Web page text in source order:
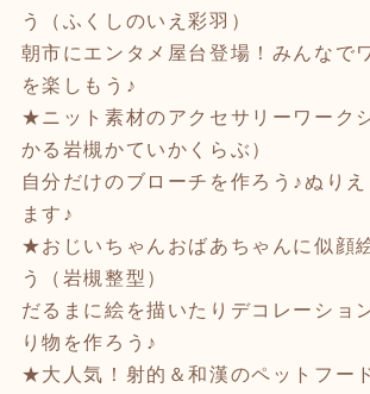
う（ふくしのいえ彩羽）
朝市にエンタメ屋台登場！みんなで
を楽しもう♪
★ニット素材のアクセサリーワーク
かる岩槻かていかくらぶ）
自分だけのブローチを作ろう♪ぬりえ
ます♪
★おじいちゃんおばあちゃんに似顔
う（岩槻整型）
だるまに絵を描いたりデコレーショ
り物を作ろう♪
★大人気！射的＆和漢のペットフー